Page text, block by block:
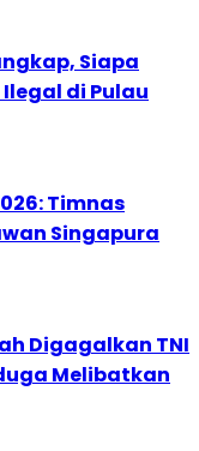
Siapa
di Pulau
Timnas
Singapura
Digagalkan TNI
Melibatkan